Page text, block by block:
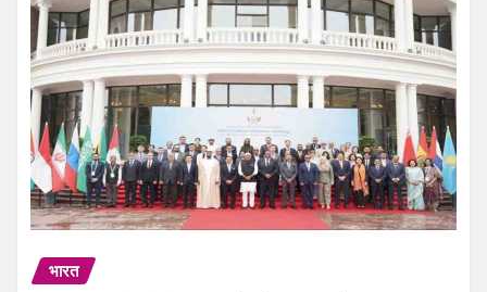
भारत